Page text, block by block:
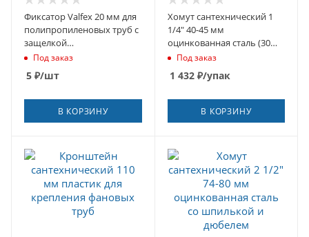
Фиксатор Valfex 20 мм для
полипропиленовых труб с
защелкой
(19746/10160020П)
Под заказ
5 ₽/шт
В КОРЗИНУ
Хомут сантехнический 1
1/4" 40-45 мм
оцинкованная сталь (30
шт.)Под заказ
1 432₽/упак
В КОРЗИНУ